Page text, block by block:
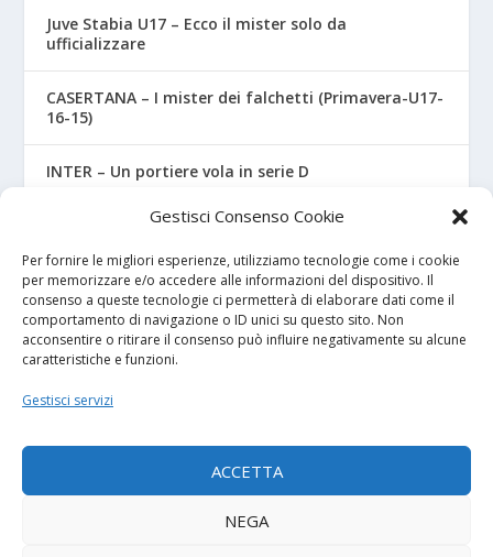
Gestisci Consenso Cookie
Per fornire le migliori esperienze, utilizziamo tecnologie come i cookie
per memorizzare e/o accedere alle informazioni del dispositivo. Il
consenso a queste tecnologie ci permetterà di elaborare dati come il
comportamento di navigazione o ID unici su questo sito. Non
acconsentire o ritirare il consenso può influire negativamente su alcune
caratteristiche e funzioni.
Gestisci servizi
ACCETTA
NEGA
Juve Stabia U17 – Ecco il mister solo da
ufficializzare
CASERTANA – I mister dei falchetti (Primavera-U17-
16-15)
INTER – Un portiere vola in serie D
FIORENTINA – Tutti i mister delle giovanili (2026-27)
I NOSTRI SPONSOR
Calcio Panchina